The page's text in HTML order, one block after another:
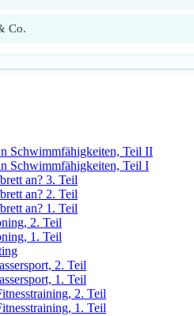
Co.
Schwimmfähigkeiten, Teil II
Schwimmfähigkeiten, Teil I
an? 3. Teil
an? 2. Teil
an? 1. Teil
2. Teil
1. Teil
2. Teil
1. Teil
2. Teil
1. Teil